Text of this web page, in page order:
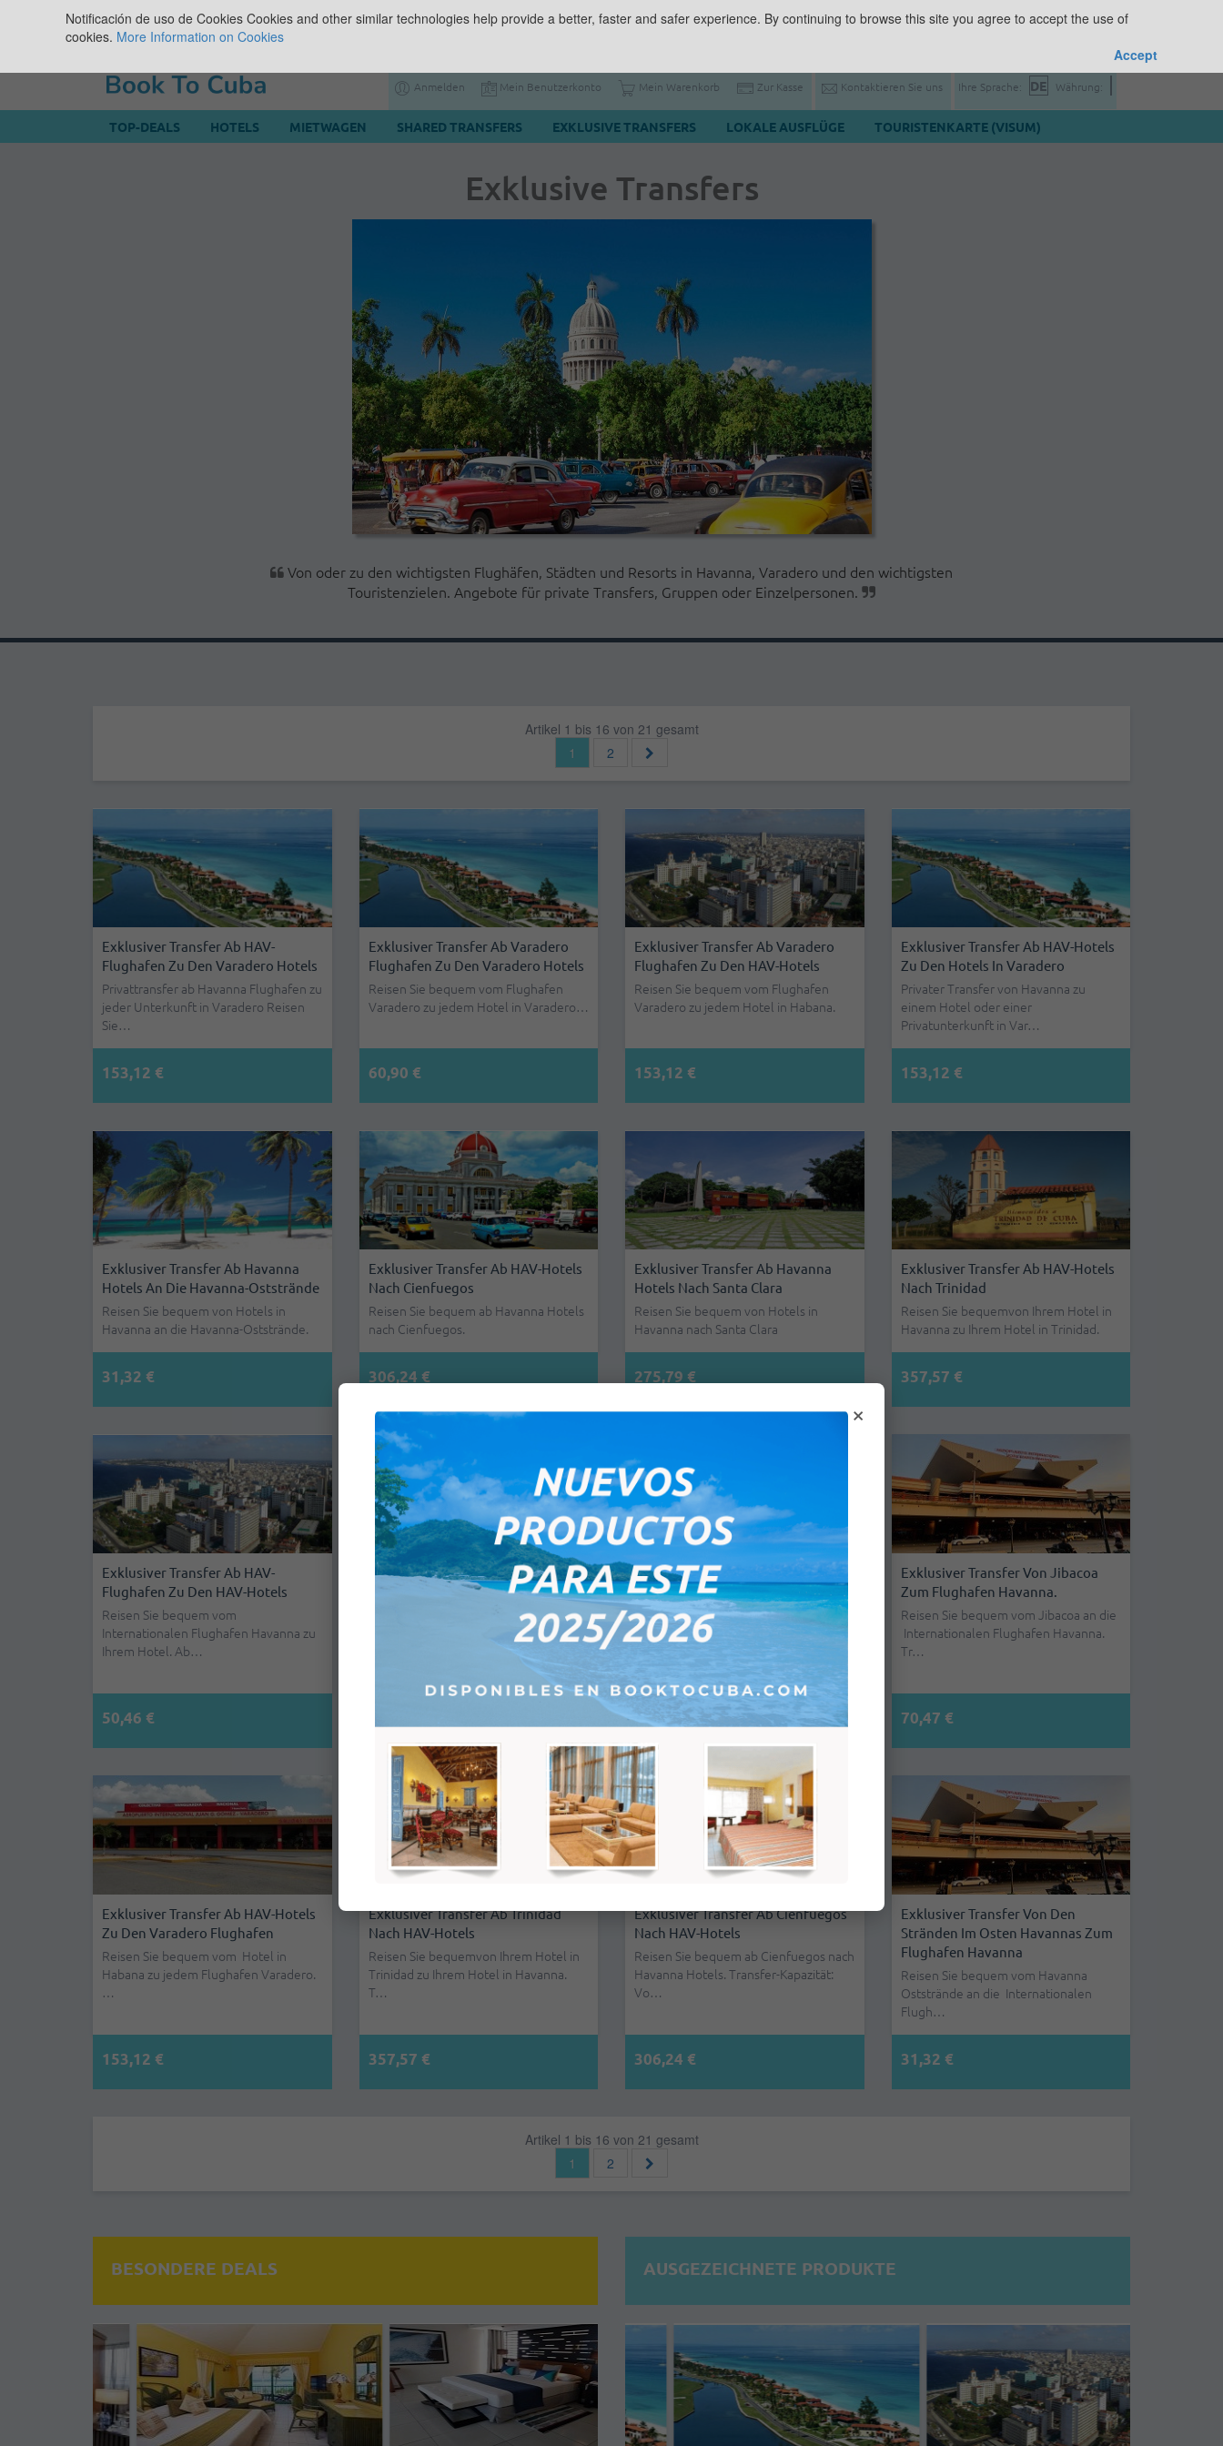
Anmelden Mein Benutzerkonto Mein Warenkorb Zur Kasse Kontaktieren Sie uns Ihre Sprache: Währung:
TOP-DEALS HOTELS MIETWAGEN SHARED TRANSFERS EXKLUSIVE TRANSFERS LOKALE AUSFLÜGE TOURISTENKARTE (VISUM)
Exklusive Transfers
Von oder zu den wichtigsten Flughäfen, Städten und Resorts in Havanna, Varadero und den wichtigsten
Touristenzielen. Angebote für private Transfers, Gruppen oder Einzelpersonen.
Artikel 1 bis 16 von 21 gesamt
1
2
Exklusiver Transfer Ab HAV-
Flughafen Zu Den Varadero Hotels
Privattransfer ab Havanna Flughafen zu
jeder Unterkunft in Varadero Reisen
Sie…
153,12 €
Exklusiver Transfer Ab Varadero
Flughafen Zu Den Varadero Hotels
Reisen Sie bequem vom Flughafen
Varadero zu jedem Hotel in Varadero…
60,90 €
Exklusiver Transfer Ab Varadero
Flughafen Zu Den HAV-Hotels
Reisen Sie bequem vom Flughafen
Varadero zu jedem Hotel in Habana.
153,12 €
Exklusiver Transfer Ab HAV-Hotels
Zu Den Hotels In Varadero
Privater Transfer von Havanna zu
einem Hotel oder einer
Privatunterkunft in Var…
153,12 €
Exklusiver Transfer Ab Havanna
Hotels An Die Havanna-Oststrände
Reisen Sie bequem von Hotels in
Havanna an die Havanna-Oststrände.
31,32 €
Exklusiver Transfer Ab HAV-Hotels
Nach Cienfuegos
Reisen Sie bequem ab Havanna Hotels
nach Cienfuegos.
306,24 €
Exklusiver Transfer Ab Havanna
Hotels Nach Santa Clara
Reisen Sie bequem von Hotels in
Havanna nach Santa Clara
275,79 €
Exklusiver Transfer Ab HAV-Hotels
Nach Trinidad
Reisen Sie bequemvon Ihrem Hotel in
Havanna zu Ihrem Hotel in Trinidad.
357,57 €
Exklusiver Transfer Ab HAV-
Flughafen Zu Den HAV-Hotels
Reisen Sie bequem vom
Internationalen Flughafen Havanna zu
Ihrem Hotel. Ab…
50,46 €
Exklusiver Transfer Von Jibacoa
Nach Havanna-Stadt.
Reisen Sie bequem vom Jibacoa an die
Internationalen Flughafen Havanna.
Exklusiver Transfer Von Den
Stränden Im Osten Havannas Zum
Flughafen Havanna
Reisen Sie bequem vom Havanna
Oststrände an die Internationalen
31,32 €
Exklusiver Transfer Von Jibacoa
Zum Flughafen Havanna.
Reisen Sie bequem vom Jibacoa an die
Internationalen Flughafen Havanna.
Tr…
70,47 €
Exklusiver Transfer Ab HAV-Hotels
Zu Den Varadero Flughafen
Reisen Sie bequem vom Hotel in
Habana zu jedem Flughafen Varadero.
…
153,12 €
Exklusiver Transfer Ab Trinidad
Nach HAV-Hotels
Reisen Sie bequemvon Ihrem Hotel in
Trinidad zu Ihrem Hotel in Havanna.
T…
357,57 €
Exklusiver Transfer Ab Cienfuegos
Nach HAV-Hotels
Reisen Sie bequem ab Cienfuegos nach
Havanna Hotels. Transfer-Kapazität:
Vo…
306,24 €
Exklusiver Transfer Von Den
Stränden Im Osten Havannas Zum
Flughafen Havanna
Reisen Sie bequem vom Havanna
Oststrände an die Internationalen
Flugh…
31,32 €
Artikel 1 bis 16 von 21 gesamt
1
2
BESONDERE DEALS AUSGEZEICHNETE PRODUKTE
×
Notificación de uso de Cookies Cookies and other similar technologies help provide a better, faster and safer experience. By continuing to browse this site you agree to accept the use of
cookies. More Information on Cookies
Accept